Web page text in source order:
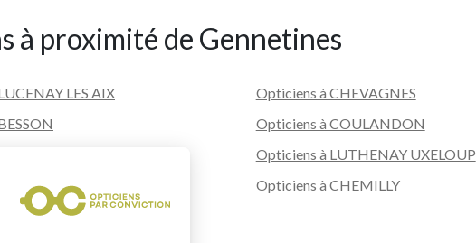
à proximité de Gennetines
LES AIX
Opticiens à CHEVAGNES
Opticiens à COULANDON
Opticiens à LUTHENAY UXELOUP
Opticiens à CHEMILLY